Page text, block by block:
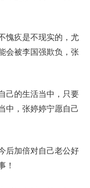
愧疚是不现实的，尤
会被李国强欺负，张
己的生活当中，只要
中，张婷婷宁愿自己
后加倍对自己老公好
！